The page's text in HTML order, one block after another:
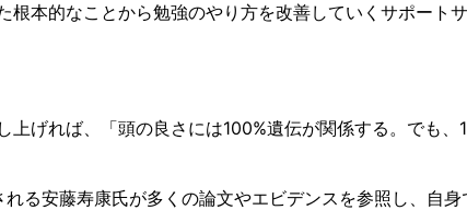
本的なことから勉強のやり方を改善していくサポート
げれば、「頭の良さには100%遺伝が関係する。でも
る安藤寿康氏が多くの論文やエビデンスを参照し、自